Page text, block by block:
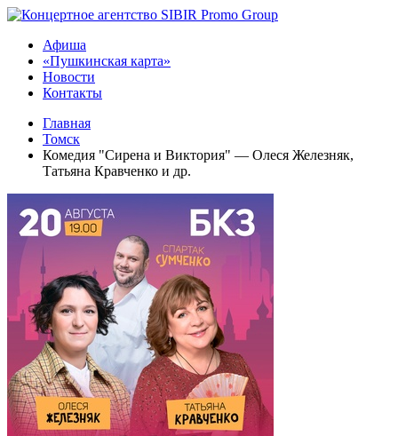
Афиша
«Пушкинская карта»
Новости
Контакты
Главная
Томск
Комедия "Сирена и Виктория" — Олеся Железняк,
Татьяна Кравченко и др.